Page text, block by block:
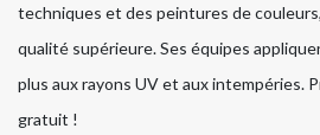
techniques et des peintures de
qualité supérieure. Ses équipes
plus aux rayons UV et aux intempéries.
gratuit !